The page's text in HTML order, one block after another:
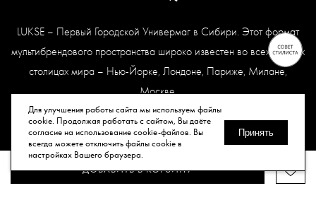
Для улучшения работы сайта мы используем файлы
cookie. Продолжая работать с сайтом, Вы даёте
согласие на использование cookie-файлов. Вы
всегда можете отключить файлы cookie в
настройках Вашего браузера.
Принять
ДОБАВИТЬ В КОРЗИНУ
LUKSE – Первый Городской Универмаг в Сибири. Этот формат
мультибрендового пространства широко известен во всех модных
столицах мира – Нью-Йорке, Лондоне, Париже, Милане,
Москве.
Карта сайта
© Все права защищены, 2026.